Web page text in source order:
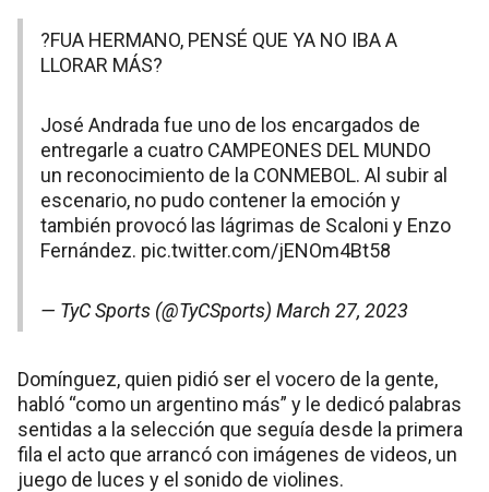
?FUA HERMANO, PENSÉ QUE YA NO IBA A
LLORAR MÁS?
José Andrada fue uno de los encargados de
entregarle a cuatro CAMPEONES DEL MUNDO
un reconocimiento de la CONMEBOL. Al subir al
escenario, no pudo contener la emoción y
también provocó las lágrimas de Scaloni y Enzo
Fernández. pic.twitter.com/jENOm4Bt58
— TyC Sports (@TyCSports) March 27, 2023
Domínguez, quien pidió ser el vocero de la gente,
habló “como un argentino más” y le dedicó palabras
sentidas a la selección que seguía desde la primera
fila el acto que arrancó con imágenes de videos, un
juego de luces y el sonido de violines.